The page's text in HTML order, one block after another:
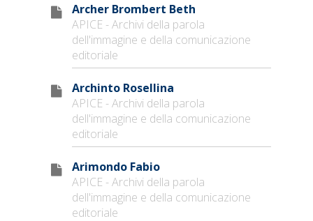
Archer Brombert Beth
APICE - Archivi della parola
dell'immagine e della comunicazione
editoriale
Archinto Rosellina
APICE - Archivi della parola
dell'immagine e della comunicazione
editoriale
Arimondo Fabio
APICE - Archivi della parola
dell'immagine e della comunicazione
editoriale